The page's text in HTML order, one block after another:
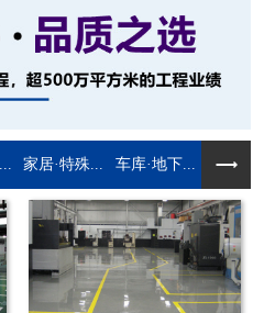
家居·特殊... 车库·地下...